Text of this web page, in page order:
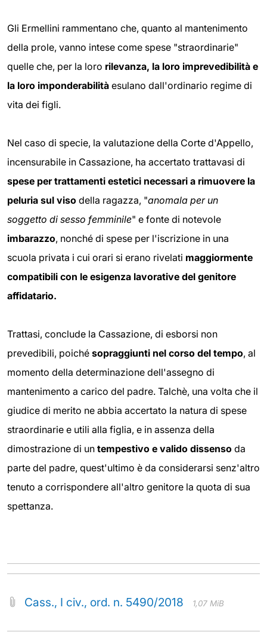
Gli Ermellini rammentano che, quanto al mantenimento
della prole, vanno intese come spese "straordinarie"
quelle che, per la loro rilevanza, la loro imprevedibilità e
la loro imponderabilità esulano dall'ordinario regime di
vita dei figli.
Nel caso di specie, la valutazione della Corte d'Appello,
incensurabile in Cassazione, ha accertato trattavasi di
spese per trattamenti estetici necessari a rimuovere la
peluria sul viso della ragazza, "anomala per un
soggetto di sesso femminile" e fonte di notevole
imbarazzo, nonché di spese per l'iscrizione in una
scuola privata i cui orari si erano rivelati maggiormente
compatibili con le esigenza lavorative del genitore
affidatario.
Trattasi, conclude la Cassazione, di esborsi non
prevedibili, poiché sopraggiunti nel corso del tempo, al
momento della determinazione dell'assegno di
mantenimento a carico del padre. Talchè, una volta che il
giudice di merito ne abbia accertato la natura di spese
straordinarie e utili alla figlia, e in assenza della
dimostrazione di un tempestivo e valido dissenso da
parte del padre, quest'ultimo è da considerarsi senz'altro
tenuto a corrispondere all'altro genitore la quota di sua
spettanza.
Cass., I civ., ord. n. 5490/2018 1,07 MiB